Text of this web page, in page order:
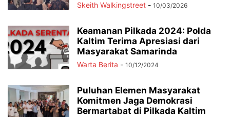
Skeith Walkingstreet - 10/03/2026
Keamanan Pilkada 2024: Polda
Kaltim Terima Apresiasi dari
Masyarakat Samarinda
Warta Berita - 10/12/2024
Puluhan Elemen Masyarakat
Komitmen Jaga Demokrasi
Bermartabat di Pilkada Kaltim